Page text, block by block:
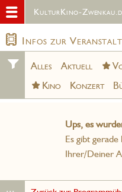
KulturKino-
Infos zur
Alles Aktuell
Kino
Konzert
Ups, es
Es gibt
Ihrer/Deiner
...